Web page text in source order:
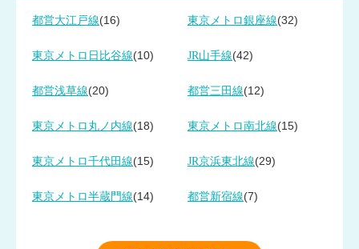
都営大江戸線(16) 東京メトロ銀座線(32)
東京メトロ日比谷線(10) JR山手線(42)
都営浅草線(20) 都営三田線(12)
東京メトロ丸ノ内線(18) 東京メトロ南北線(15)
東京メトロ千代田線(15) JR京浜東北線(29)
東京メトロ半蔵門線(14) 都営新宿線(7)